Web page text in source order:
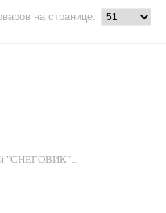
на странице:
"СНЕГОВИК"...